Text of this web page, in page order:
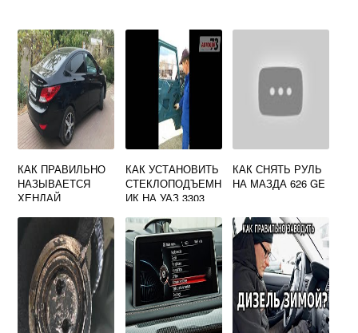
КАК ПРАВИЛЬНО
НАЗЫВАЕТСЯ
ХЕНДАЙ
КАК УСТАНОВИТЬ
СТЕКЛОПОДЪЕМН
ИК НА УАЗ 3303
КАК СНЯТЬ РУЛЬ
НА МАЗДА 626 GE